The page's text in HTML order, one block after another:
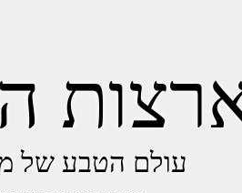
עולם הטבע של